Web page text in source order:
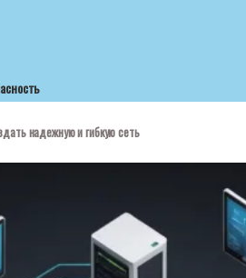
надежную и гибкую сеть